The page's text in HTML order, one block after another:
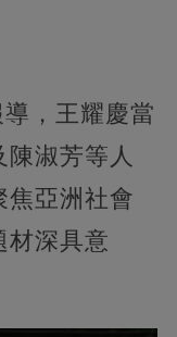
，王耀慶當
淑芳等人
焦亞洲社會
材深具意